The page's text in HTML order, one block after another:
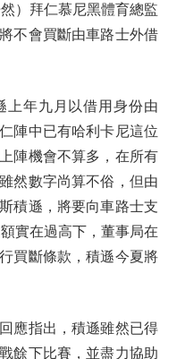
拜仁慕尼黑體育總監
不會買斷由車路士外借
年九月以借用身份由
陣中已有哈利卡尼這位
陣機會不算多，在所有
然數字尚算不俗，但由
積遜，將要向車路士支
實在過高下，董事局在
買斷條款，積遜今夏將
指出，積遜雖然已得
餘下比賽，並盡力協助